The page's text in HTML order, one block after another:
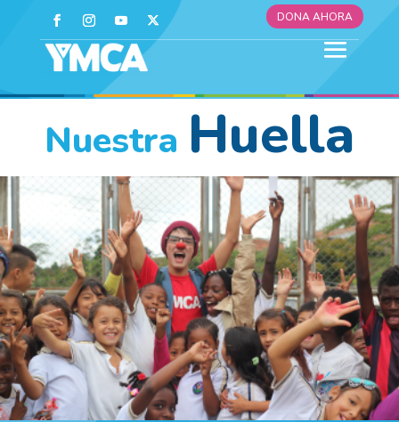
DONA AHORA
Nuestra Huella